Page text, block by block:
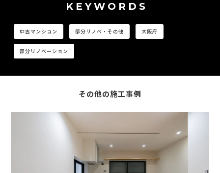
KEYWORDS
中古マンション 部分リノベ・その他 大阪府
部分リノベーション
その他の施工事例